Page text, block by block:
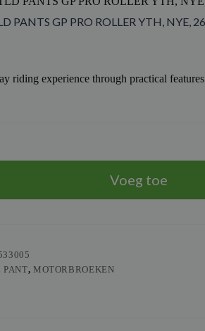
PANTS GP PRO ROLLER YTH, NYE, 26
riding experience through practical
Voeg toe
PANT, MOTORBROEKEN